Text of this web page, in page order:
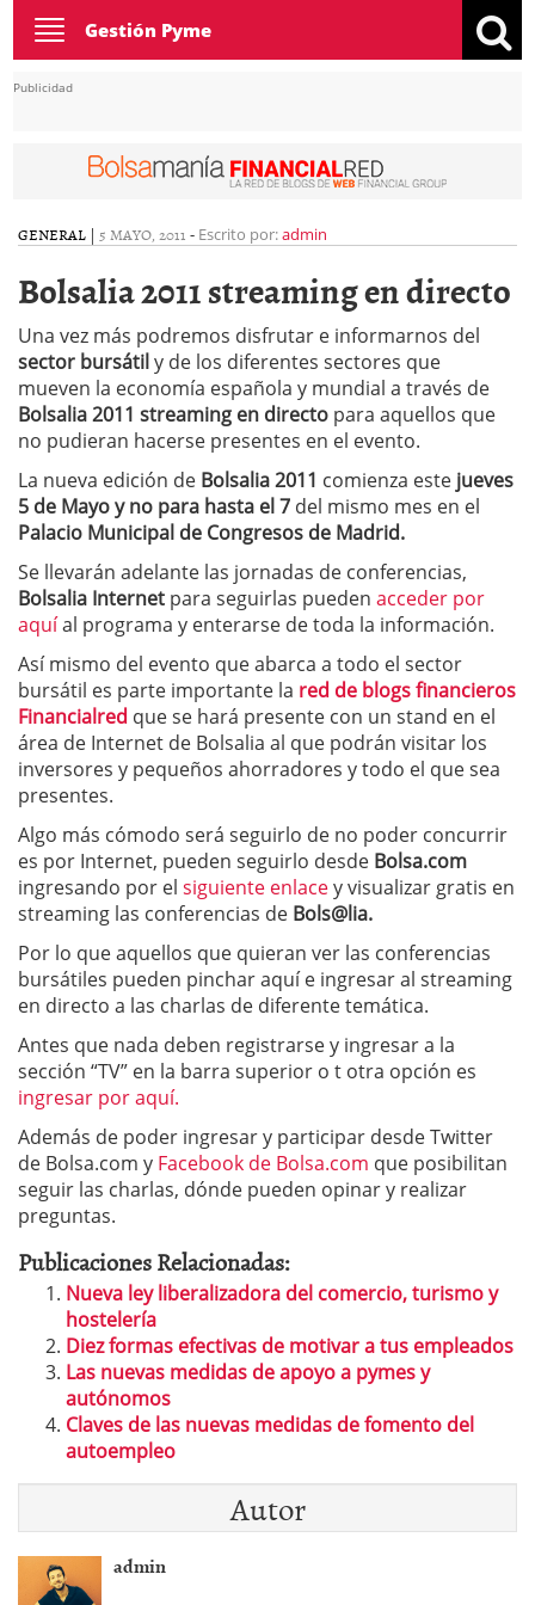
Toggle
navigation
Gestión Pyme
Publicidad
GENERAL | 5 MAYO, 2011 - Escrito por:admin
Bolsalia 2011 streaming en directo
Una vez más podremos disfrutar e informarnos del
sector bursátily de los diferentes sectores que
mueven la economía española y mundial a través de
Bolsalia 2011 streaming en directo para aquellos que
no pudieran hacerse presentes en el evento.
La nueva edición de Bolsalia 2011 comienza este jueves
5 de Mayo y no para hasta el 7 del mismo mes en el
Palacio Municipal de Congresos de Madrid.
Se llevarán adelante las jornadas de conferencias,
Bolsalia Internet para seguirlas pueden acceder por
aquíal programa y enterarse de toda la información.
Así mismo del evento que abarca a todo el sector
bursátil es parte importante la red de blogs financieros
Financialred que se hará presente con un stand en el
área de Internet de Bolsalia al que podrán visitar los
inversores y pequeños ahorradores y todo el que sea
presentes.
Algo más cómodo será seguirlo de no poder concurrir
es por Internet, pueden seguirlo desde Bolsa.com
ingresando por el siguiente enlacey visualizar gratis en
streaming las conferencias de Bols@lia.
Por lo que aquellos que quieran ver las conferencias
bursátiles pueden pinchar aquí e ingresar al streaming
en directo a las charlas de diferente temática.
Antes que nada deben registrarse y ingresar a la
sección “TV” en la barra superior o t otra opción es
ingresar por aquí.
Además de poder ingresar y participar desde Twitter
de Bolsa.com y Facebook de Bolsa.com que posibilitan
seguir las charlas, dónde pueden opinar y realizar
preguntas.
Publicaciones Relacionadas:
Nueva ley liberalizadora del comercio, turismo y
hostelería
Diez formas efectivas de motivar a tus empleados
Las nuevas medidas de apoyo a pymes y
autónomos
Claves de las nuevas medidas de fomento del
autoempleo
Autor
admin